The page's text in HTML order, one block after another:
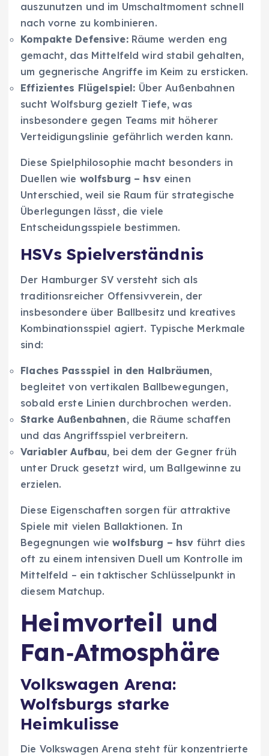
auszunutzen und im Umschaltmoment schnell
nach vorne zu kombinieren.
Kompakte Defensive:Räume werden eng
gemacht, das Mittelfeld wird stabil gehalten,
um gegnerische Angriffe im Keim zu ersticken.
Effizientes Flügelspiel: Über Außenbahnen
sucht Wolfsburg gezielt Tiefe, was
insbesondere gegen Teams mit höherer
Verteidigungslinie gefährlich werden kann.
Diese Spielphilosophie macht besonders in
Duellen wie wolfsburg – hsveinen
Unterschied, weil sie Raum für strategische
Überlegungen lässt, die viele
Entscheidungsspiele bestimmen.
HSVs Spielverständnis
Der Hamburger SV versteht sich als
traditionsreicher Offensivverein, der
insbesondere über Ballbesitz und kreatives
Kombinationsspiel agiert. Typische Merkmale
sind:
Flaches Passspiel in den Halbräumen,
begleitet von vertikalen Ballbewegungen,
sobald erste Linien durchbrochen werden.
Starke Außenbahnen, die Räume schaffen
und das Angriffsspiel verbreitern.
Variabler Aufbau, bei dem der Gegner früh
unter Druck gesetzt wird, um Ballgewinne zu
erzielen.
Diese Eigenschaften sorgen für attraktive
Spiele mit vielen Ballaktionen. In
Begegnungen wiewolfsburg – hsv führt dies
oft zu einem intensiven Duell um Kontrolle im
Mittelfeld – ein taktischer Schlüsselpunkt in
diesem Matchup.
Heimvorteil und
Fan‑Atmosphäre
Volkswagen Arena:
Wolfsburgs starke
Heimkulisse
Die Volkswagen Arena steht für konzentrierte